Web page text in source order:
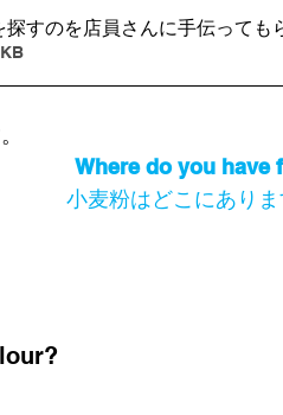
すのを店員さんに手伝っても
Where do you have
小麦粉はどこにありま